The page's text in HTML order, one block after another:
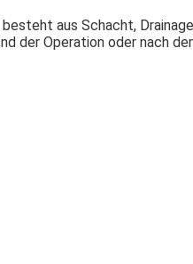
aus Schacht,
der Operation oder nach